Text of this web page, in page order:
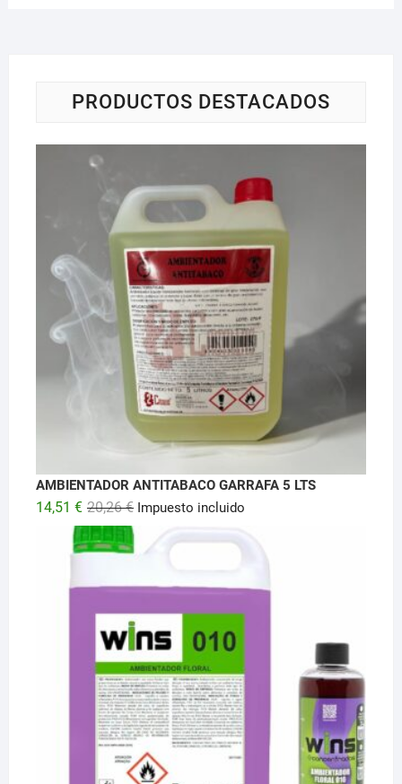
PRODUCTOS DESTACADOS
AMBIENTADOR ANTITABACO GARRAFA 5 LTS
20,26€ El
original
20,26 €.
14,51 €
El
actual
14,51 €.
Impuesto incluido